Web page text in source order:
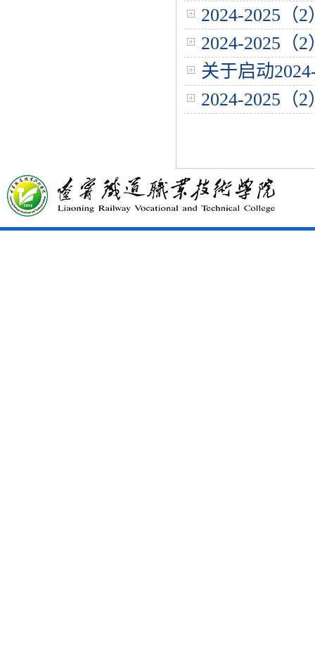
2024-2025（
2024-2025（
关于启动
2024-2025（